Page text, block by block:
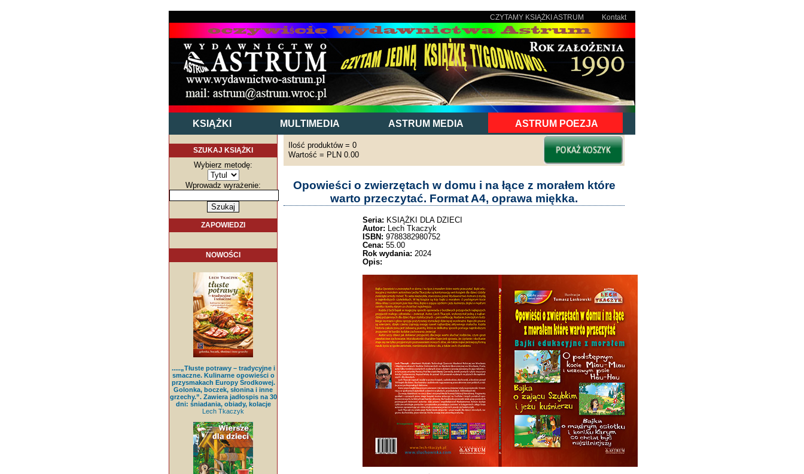
Kontakt
CZYTAMY KSIĄŻKI ASTRUM
KSIĄŻKI MULTIMEDIA ASTRUM MEDIA ASTRUM POEZJA
SZUKAJ KSIĄŻKI
Wybierz metodę:
Wprowadz wyrażenie:
ZAPOWIEDZI
NOWOŚCI
.....„Tłuste potrawy – tradycyjne i
smaczne. Kulinarne opowieści o
przysmakach Europy Środkowej.
Golonka, boczek, słonina i inne
grzechy.”. Zawiera jadłospis na 30
dni: śniadania, obiady, kolacje
Lech Tkaczyk
Ilość produktów = 0
Wartość = PLN 0.00
Opowieści o zwierzętach w domu i na łące z morałem które
warto przeczytać. Format A4, oprawa miękka.
Seria: KSIĄŻKI DLA DZIECI
Autor: Lech Tkaczyk
ISBN: 9788382980752
Cena: 55.00
Rok wydania: 2024
Opis: